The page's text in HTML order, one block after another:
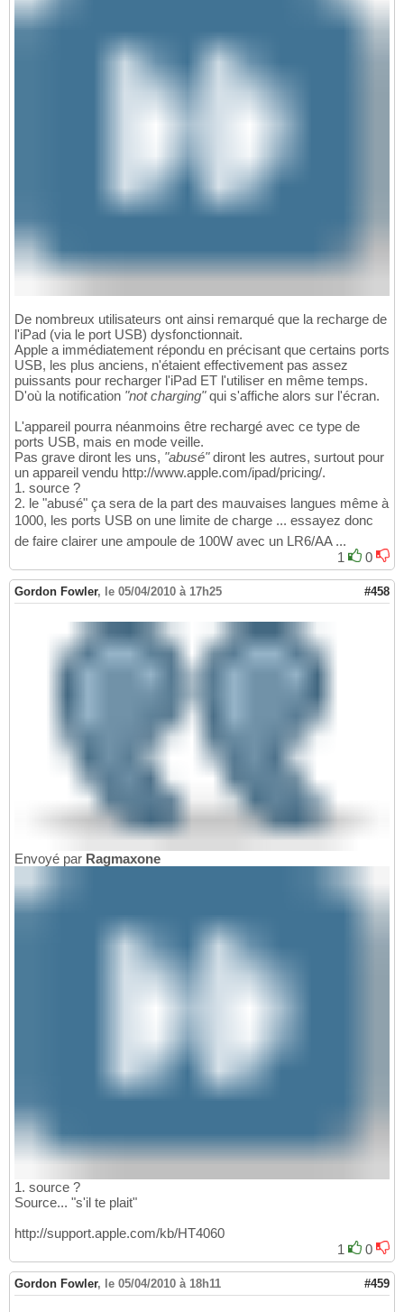
De nombreux utilisateurs ont ainsi remarqué que la recharge de
l'iPad (via le port USB) dysfonctionnait.
Apple a immédiatement répondu en précisant que certains ports
USB, les plus anciens, n'étaient effectivement pas assez
puissants pour recharger l'iPad ET l'utiliser en même temps.
D'où la notification "not charging"qui s'affiche alors sur l'écran.
L'appareil pourra néanmoins être rechargé avec ce type de
ports USB, mais en mode veille.
Pas grave diront les uns, "abusé"diront les autres, surtout pour
un appareil vendu http://www.apple.com/ipad/pricing/.
1. source ?
2. le "abusé" ça sera de la part des mauvaises langues même à
1000, les ports USB on une limite de charge ... essayez donc
de faire clairer une ampoule de 100W avec un LR6/AA ...
1
0
Gordon Fowler, le 05/04/2010 à 17h25 #458
Envoyé par Ragmaxone
1. source ?
Source... "s'il te plait"
http://support.apple.com/kb/HT4060
1
0
Gordon Fowler, le 05/04/2010 à 18h11 #459